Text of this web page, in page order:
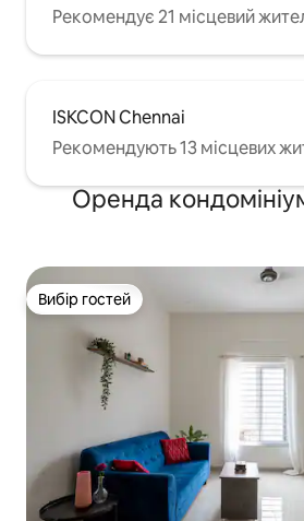
Рекомендує 21 місцевий
ISKCON Chennai
Рекомендують 13 місцевих
Оренда
Вибір гостей
Вибір гостей